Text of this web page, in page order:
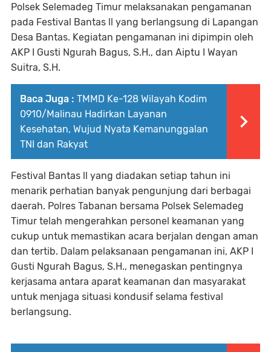
Polsek Selemadeg Timur melaksanakan pengamanan
pada Festival Bantas ll yang berlangsung di Lapangan
Desa Bantas. Kegiatan pengamanan ini dipimpin oleh
AKP I Gusti Ngurah Bagus, S.H., dan Aiptu I Wayan
Suitra, S.H.
Baca Juga : TMMD Ke-128 Wilayah Kodim
0910/Malinau Hadirkan Layanan
Kesehatan, Wujud Nyata Kemanunggalan
TNI dan Rakyat
Festival Bantas ll yang diadakan setiap tahun ini
menarik perhatian banyak pengunjung dari berbagai
daerah. Polres Tabanan bersama Polsek Selemadeg
Timur telah mengerahkan personel keamanan yang
cukup untuk memastikan acara berjalan dengan aman
dan tertib. Dalam pelaksanaan pengamanan ini, AKP I
Gusti Ngurah Bagus, S.H., menegaskan pentingnya
kerjasama antara aparat keamanan dan masyarakat
untuk menjaga situasi kondusif selama festival
berlangsung.